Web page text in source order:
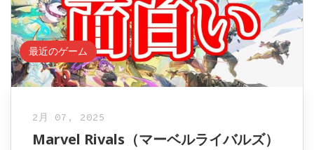
最近のゲーム
2月 07, 2025
Marvel Rivals（マーベルライバルズ）